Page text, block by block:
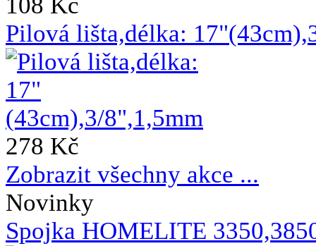
108 Kč
Pilová lišta,délka:
278 Kč
Zobrazit všechny akce ...
Novinky
Spojka HOMELITE